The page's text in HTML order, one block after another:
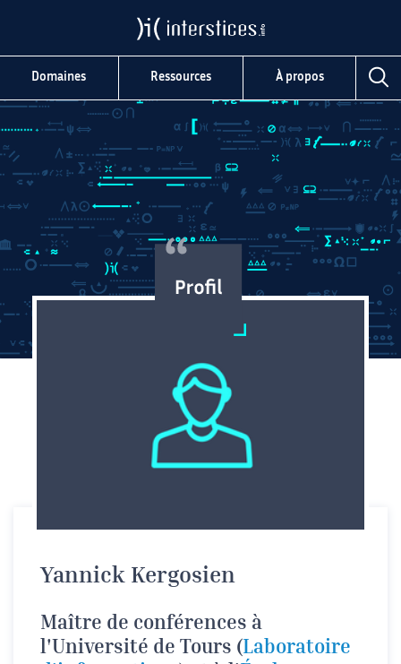
Domaines Ressources À propos
Yannick Kergosien
Maître de conférences à
l'Université de Tours (Laboratoire